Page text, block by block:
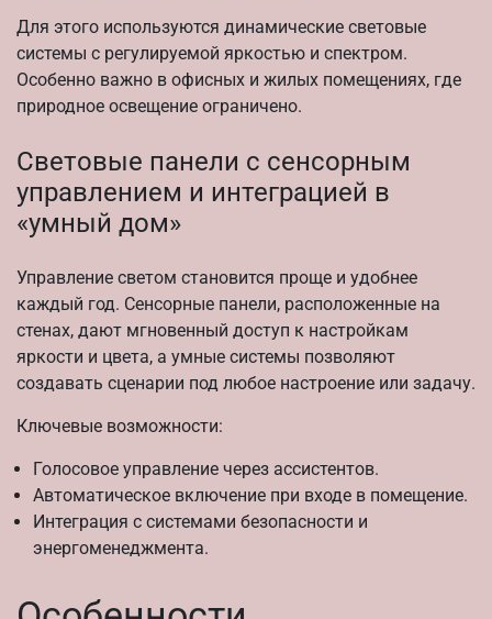
Для этого используются динамические световые
системы с регулируемой яркостью и спектром.
Особенно важно в офисных и жилых помещениях, где
природное освещение ограничено.
Световые панели с сенсорным
управлением и интеграцией в
«умный дом»
Управление светом становится проще и удобнее
каждый год. Сенсорные панели, расположенные на
стенах, дают мгновенный доступ к настройкам
яркости и цвета, а умные системы позволяют
создавать сценарии под любое настроение или задачу.
Ключевые возможности:
Голосовое управление через ассистентов.
Автоматическое включение при входе в помещение.
Интеграция с системами безопасности и
энергоменеджмента.